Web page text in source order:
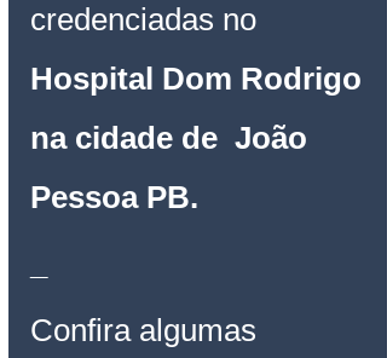
credenciadas no
Hospital Dom Rodrigo
na cidade de  João
Pessoa PB.
Confira algumas